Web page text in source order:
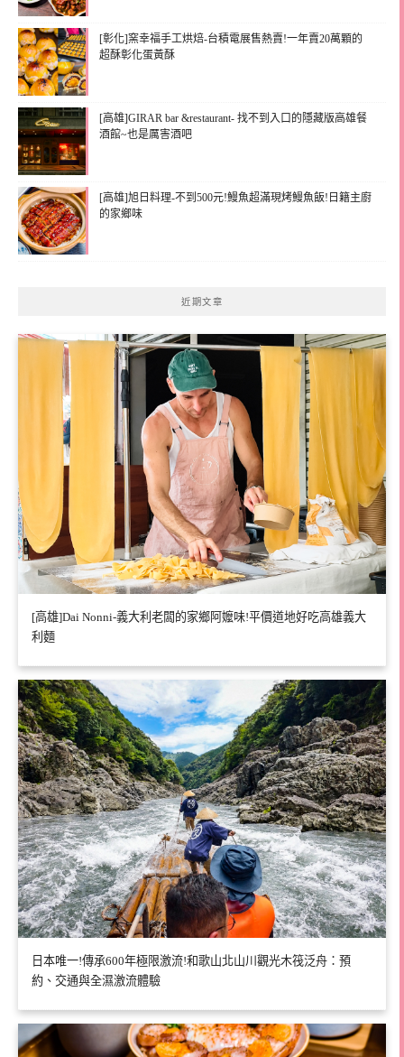
[彰化]窯幸福手工烘焙-台積電展售熱賣!一年賣20萬顆的
超酥彰化蛋黃酥
[高雄]GIRAR bar &restaurant- 找不到入口的隱藏版高雄餐
酒館~也是厲害酒吧
[高雄]旭日料理-不到500元!鰻魚超滿現烤鰻魚飯!日籍主廚
的家鄉味
近期文章
[高雄]Dai Nonni-義大利老闆的家鄉阿嬤味!平價道地好吃高雄義大
利麵
日本唯一!傳承600年極限激流!和歌山北山川觀光木筏泛舟：預
約、交通與全濕激流體驗